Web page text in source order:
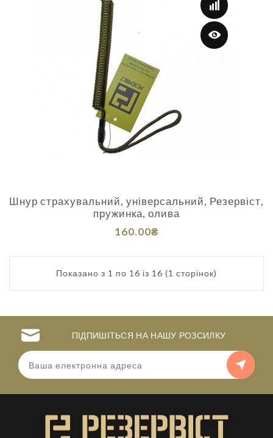
Шнур страхувальний, універсальний, Резервіст,
пружинка, олива
160.00₴
Показано з 1 по 16 із 16 (1 сторінок)
ПІДПИШІТЬСЯ НА НАШУ РОЗСИЛКУ